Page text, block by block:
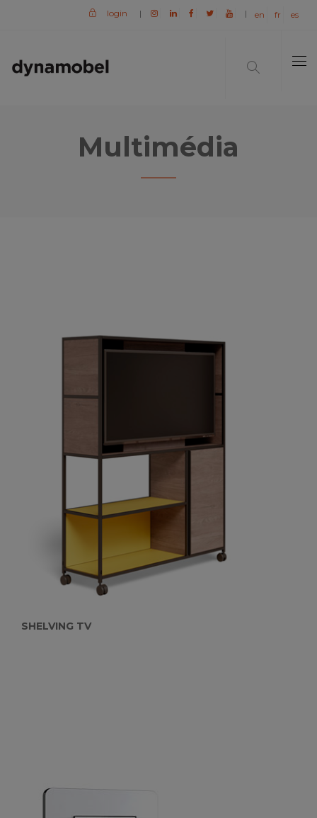
login | | en fr es
Multimédia
SHELVING TV